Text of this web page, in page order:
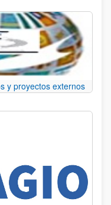
y proyectos externos